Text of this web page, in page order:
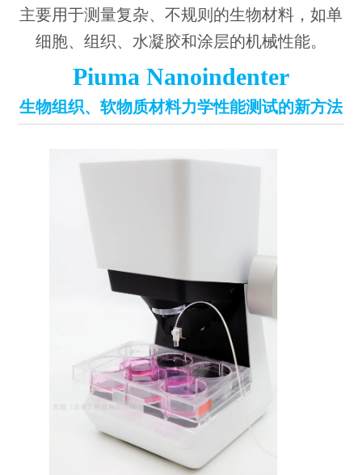
主要用于测量复杂、不规则的生物材料，如单
细胞、组织、水凝胶和涂层的机械性能。
Piuma Nanoindenter
生物组织、软物质材料力学性能测试的新方法